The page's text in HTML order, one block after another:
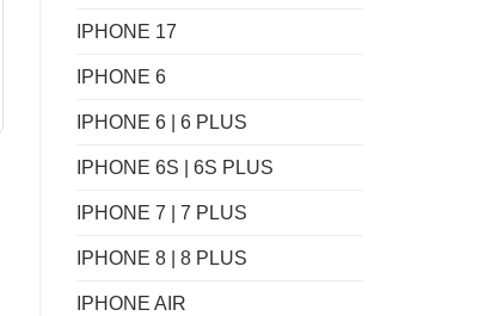
IPHONE 17
IPHONE 6
IPHONE 6 | 6 PLUS
IPHONE 6S | 6S PLUS
IPHONE 7 | 7 PLUS
IPHONE 8 | 8 PLUS
IPHONE AIR